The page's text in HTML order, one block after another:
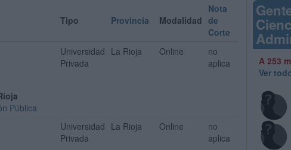
Tipo Provincia Modalidad
Nota
de
Corte
Pública
Universidad
Privada
La Rioja Online
no
aplica
Universidad
Privada
La Rioja Online
no
aplica
A 253
Ver